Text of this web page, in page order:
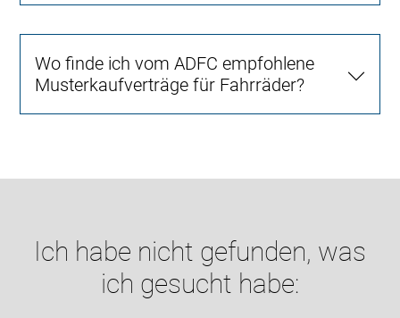
Wo finde ich vom ADFC empfohlene
Musterkaufverträge für Fahrräder?
Ich habe nicht gefunden, was
ich gesucht habe: